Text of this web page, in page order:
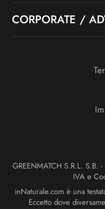
CORPORATE /
GREENMATCH S.R.L. S.B.
IVA e
inNaturale.com è una
Eccetto dove